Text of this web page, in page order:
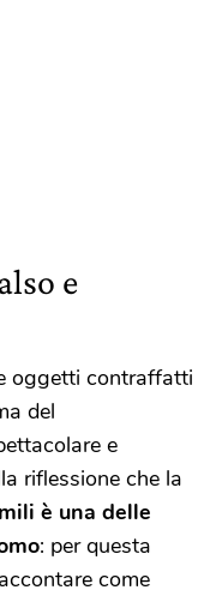
e
oggetti contraffatti
del
e
riflessione che la
è una delle
: per questa
come